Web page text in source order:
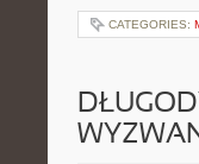
CATEGORIES: